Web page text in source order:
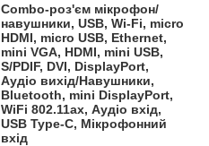
Combo-роз'єм мікрофон/
навушники, USB, Wi-Fi, micro
HDMI, micro USB, Ethernet,
mini VGA, HDMI, mini USB,
S/PDIF, DVI, DisplayPort,
Аудіо вихід/Навушники,
Bluetooth, mini DisplayPort,
WiFi 802.11ax, Аудіо вхід,
USB Type-C, Мікрофонний
вхід